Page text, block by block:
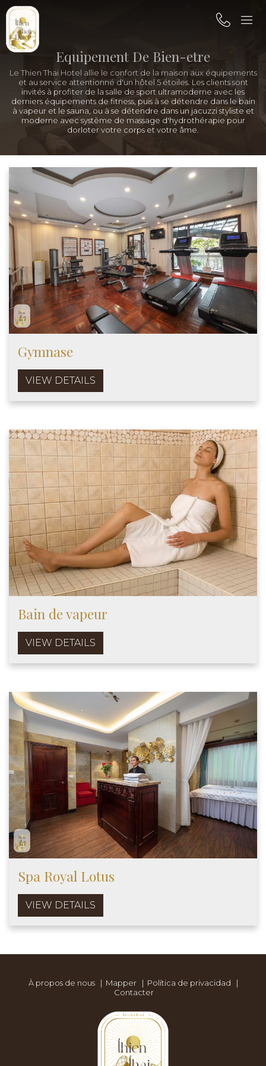
Equipement De Bien-etre
Le Thien Thai Hotel allie le confort de la maison aux équipements
et au service attentionné d'un hôtel 5 étoiles. Les clients sont
invités à profiter de la salle de sport ultramoderne avec les
derniers équipements de fitness, puis à se détendre dans le bain
à vapeur et le sauna, ou à se détendre dans un jacuzzi styliste et
moderne avec système de massage d'hydrothérapie pour
dorloter votre corps et votre âme.
Gymnase
VIEW DETAILS
Bain de vapeur
VIEW DETAILS
Spa Royal Lotus
VIEW DETAILS
À propos de nous| Mapper| Política de privacidad |
Contacter